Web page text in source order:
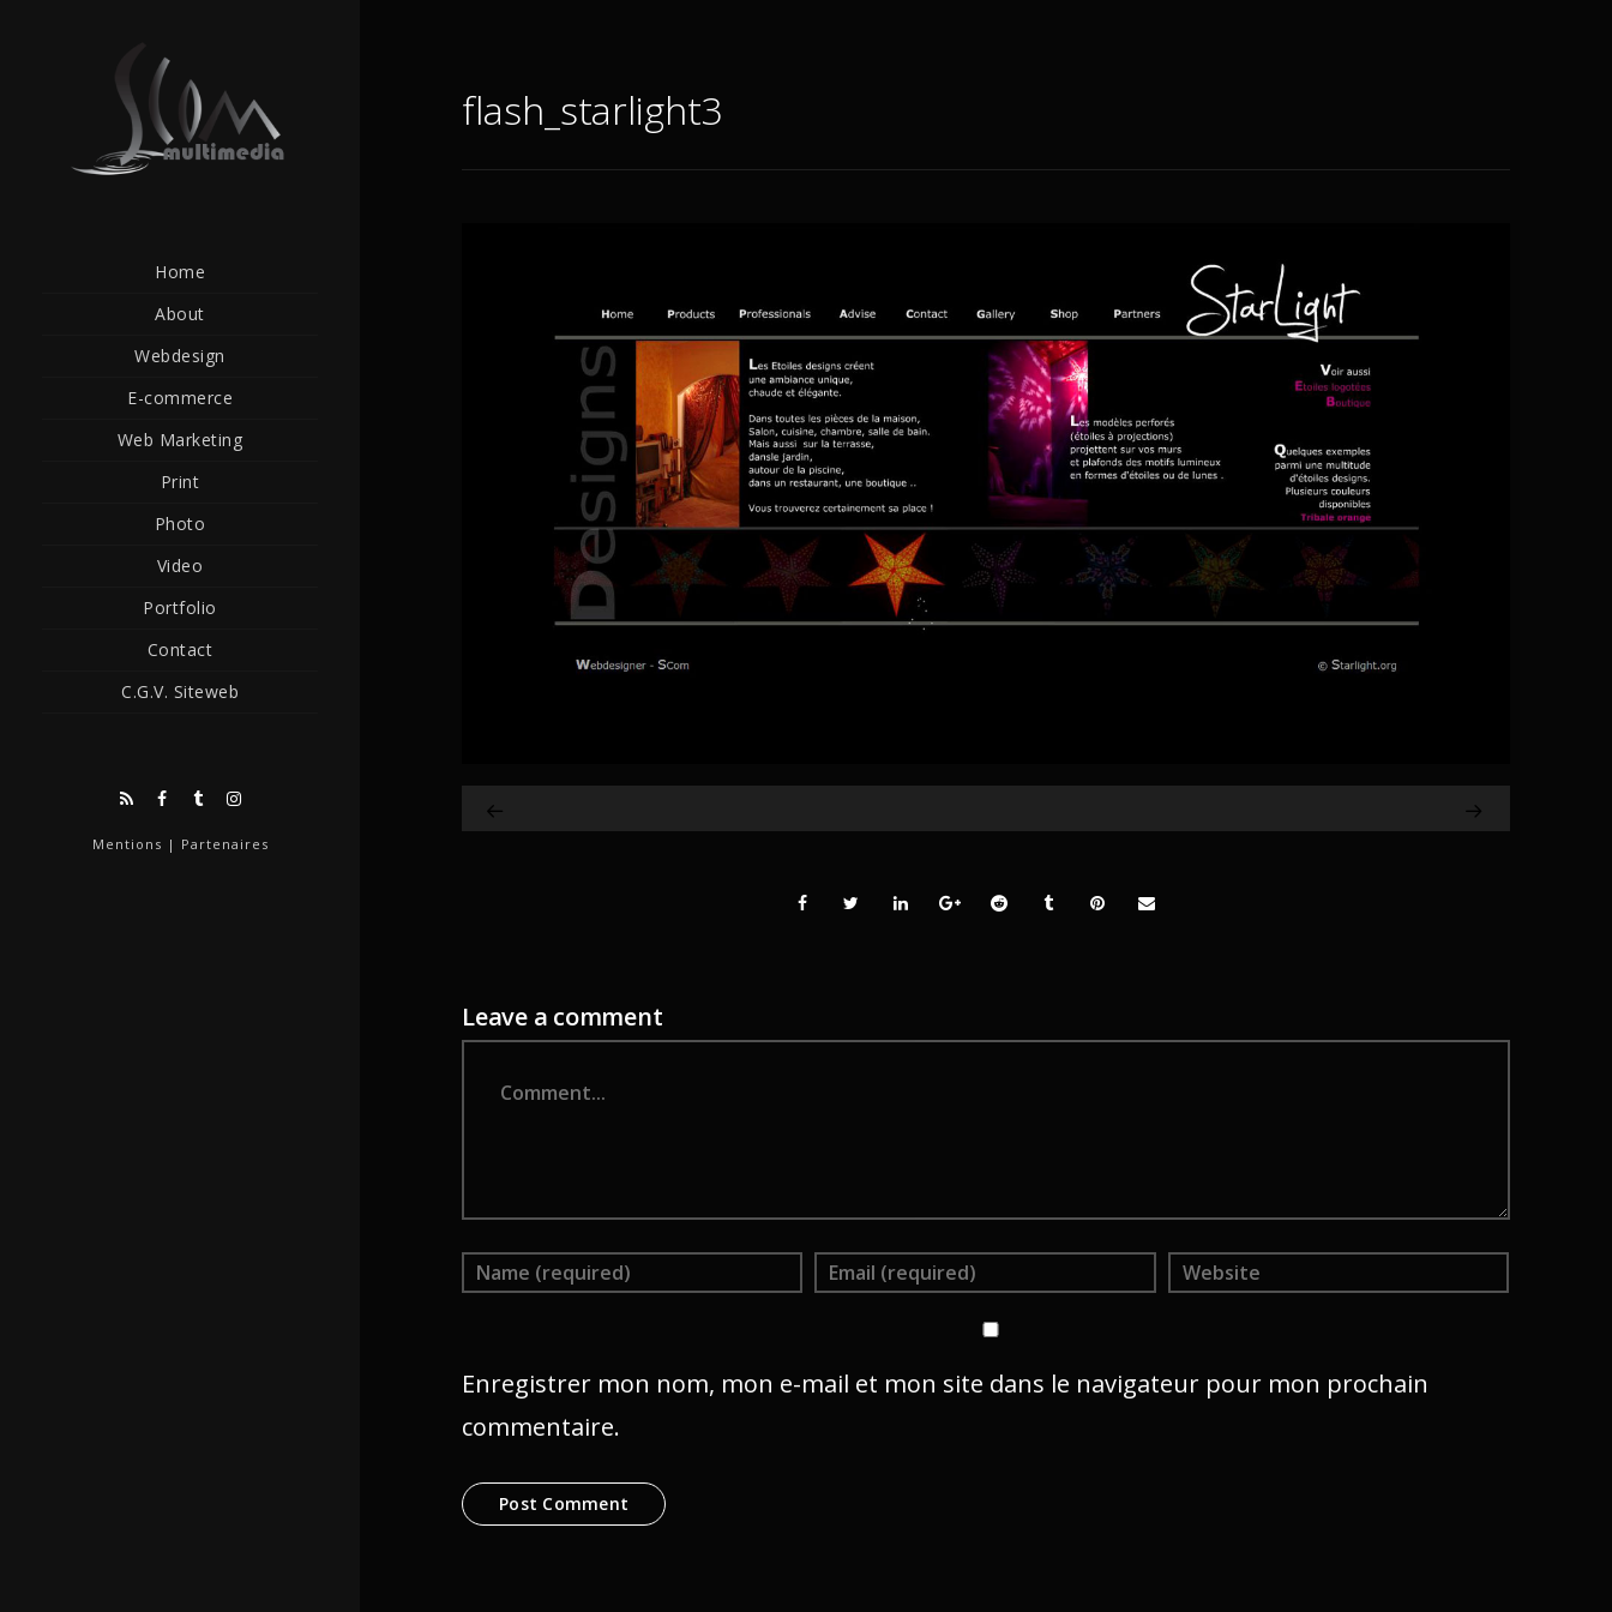
Home
About
Webdesign
E-commerce
Web Marketing
Print
Photo
Video
Portfolio
Contact
C.G.V. Siteweb
Mentions | Partenaires
flash_starlight3
Leave a comment
Enregistrer mon nom, mon e-mail et mon site dans le navigateur pour mon prochain
commentaire.